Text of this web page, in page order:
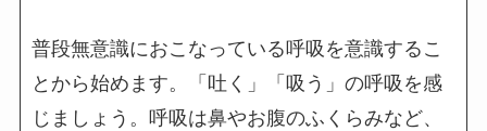
普段無意識におこなっている呼吸を意識するこ
とから始めます。「吐く」「吸う」の呼吸を感
じましょう。呼吸は鼻やお腹のふくらみなど、